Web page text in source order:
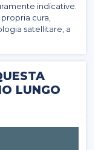
indicative.
cura,
satellitare, a
LUNGO